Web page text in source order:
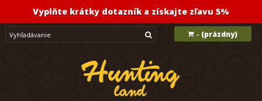
Vyplňte krátky dotazník a získajte zľavu 5%
- (prázdny)